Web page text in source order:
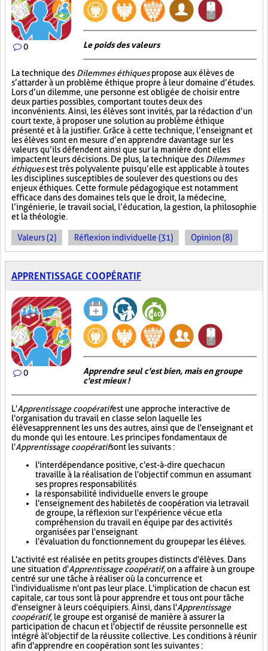
0 Le poids des valeurs
La technique des Dilemmes éthiquespropose aux élèves de
s’attarder à un problème éthique propre à leur domaine d’études.
Lors d’un dilemme, une personne est obligée de choisir entre
deux parties possibles, comportant toutes deux des
inconvénients. Ainsi, les élèves sont invités, par la rédaction d’un
court texte, à proposer une solution au problème éthique
présenté et à la justifier. Grâce à cette technique, l’enseignant et
les élèves sont en mesure d’en apprendre davantage sur les
valeurs qu’ils défendent ainsi que sur la manière dont elles
impactent leurs décisions. De plus, la technique des Dilemmes
éthiquesest très polyvalente puisqu’elle est applicable à toutes
les disciplines susceptibles de soulever des questions ou des
enjeux éthiques. Cette formule pédagogique est notamment
efficace dans des domaines tels que le droit, la médecine,
l’ingénierie, le travail social, l’éducation, la gestion, la philosophie
et la théologie.
Valeurs (2) Réflexion individuelle (31) Opinion (8)
APPRENTISSAGE COOPÉRATIF
0
Apprendre seul c'est bien, mais en groupe
c'est mieux !
L'Apprentissage coopératifest une approche interactive de
l'organisation du travail en classe selon laquelle les
élèves apprennent les uns des autres, ainsi que de l'enseignant et
du monde qui les entoure. Les principes fondamentaux de
l'Apprentissage coopératifsont les suivants :
l'interdépendance positive, c'est-à-dire que chacun
travaille à la réalisation de l'objectif commun en assumant
ses propres responsabilités
la responsabilité individuelle envers le groupe
l'enseignement des habiletés de coopération via le travail
de groupe, la réflexion sur l'expérience vécue et la
compréhension du travail en équipe par des activités
organisées par l'enseignant
l'évaluation du fonctionnement du groupe par les élèves.
L'activité est réalisée en petits groupes distincts d'élèves. Dans
une situation d'Apprentissage coopératif, on a affaire à un groupe
centré sur une tâche à réaliser où la concurrence et
l'individualisme n'ont pas leur place. L'implication de chacun est
capitale, car tous sont là pour apprendre et tous ont pour tâche
d'enseigner à leurs coéquipiers. Ainsi, dans l'Apprentissage
coopératif, le groupe est organisé de manière à assurer la
participation de chacun et l'objectif de réussite personnelle est
intégré à l'objectif de la réussite collective. Les conditions à réunir
afin d'apprendre en coopération sont les suivantes :